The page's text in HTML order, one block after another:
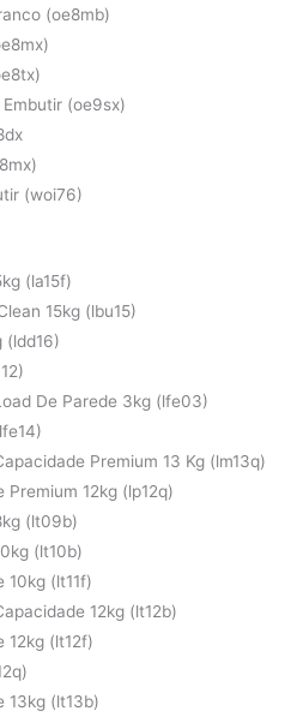
(oe8mb)
(oe9sx)
(woi76)
(la15f)
15kg (lbu15)
(ldd16)
De Parede 3kg (lfe03)
Premium 13 Kg (lm13q)
12kg (lp12q)
(lt09b)
(lt10b)
10kg (lt11f)
12kg (lt12b)
12kg (lt12f)
13kg (lt13b)